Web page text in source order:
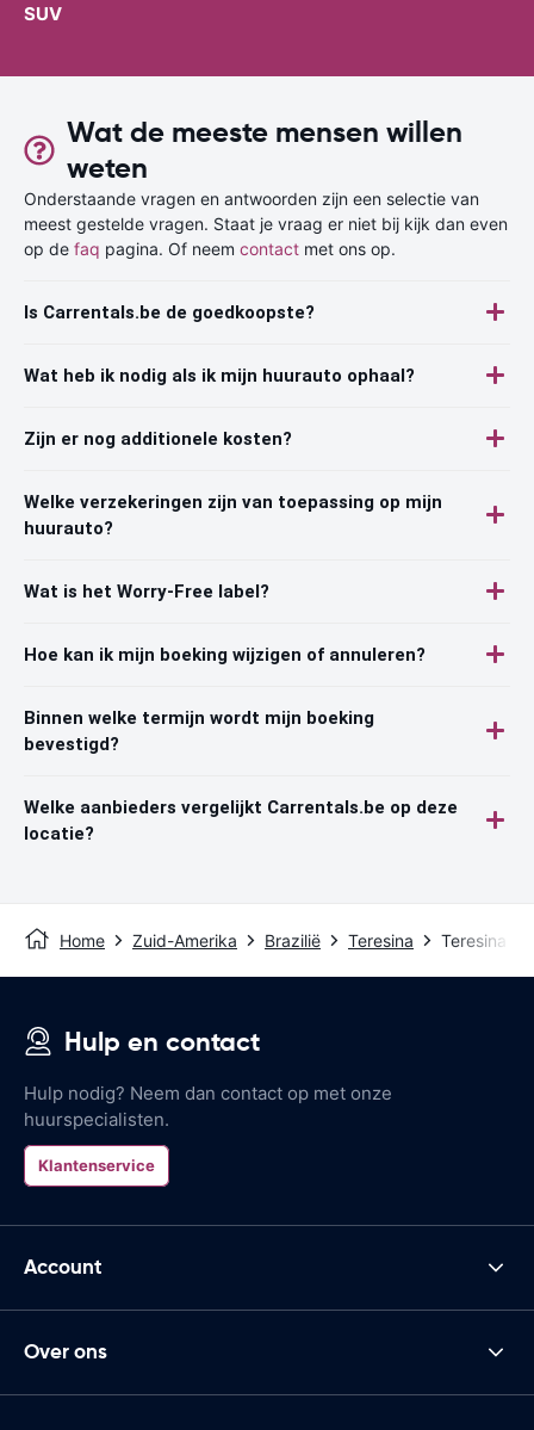
SUV
Wat de meeste mensen willen
weten
Onderstaande vragen en antwoorden zijn een selectie van
meest gestelde vragen. Staat je vraag er niet bij kijk dan even
op de faq pagina. Of neem contact met ons op.
Is Carrentals.be de goedkoopste?
Wat heb ik nodig als ik mijn huurauto ophaal?
Zijn er nog additionele kosten?
Welke verzekeringen zijn van toepassing op mijn
huurauto?
Wat is het Worry-Free label?
Hoe kan ik mijn boeking wijzigen of annuleren?
Binnen welke termijn wordt mijn boeking
bevestigd?
Welke aanbieders vergelijkt Carrentals.be op deze
locatie?
Home Zuid-Amerika Brazilië Teresina Teresina
Hulp en contact
Hulp nodig? Neem dan contact op met onze
huurspecialisten.
Klantenservice
Account
Over ons